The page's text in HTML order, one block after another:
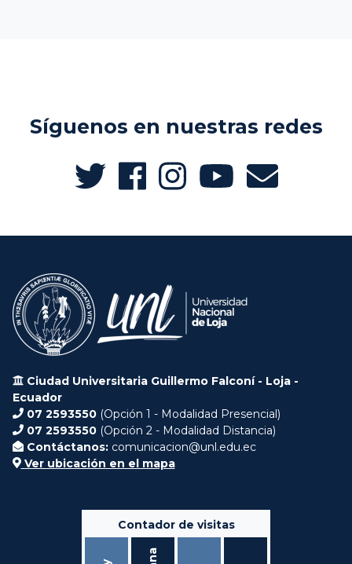
Síguenos en nuestras redes
Ciudad Universitaria Guillermo Falconí - Loja -
Ecuador
07 2593550 (Opción 1 - Modalidad Presencial)
07 2593550 (Opción 2 - Modalidad Distancia)
Contáctanos: comunicacion@unl.edu.ec
Ver ubicación en el mapa
Contador de visitas